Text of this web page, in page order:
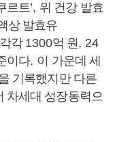
르트’, 위 건강 발효
상 발효유
각1300억 원, 24
이다. 이 가운데 세
기록했지만 다른
차세대 성장동력으